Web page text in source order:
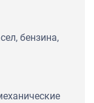
бензина,